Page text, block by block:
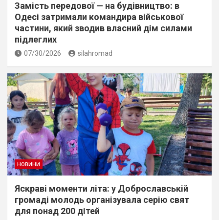
Замість передової — на будівництво: в
Одесі затримали командира військової
частини, який зводив власний дім силами
підлеглих
07/30/2026 silahromad
НОВИНИ
Яскраві моменти літа: у Доброславській
громаді молодь організувала серію свят
для понад 200 дітей